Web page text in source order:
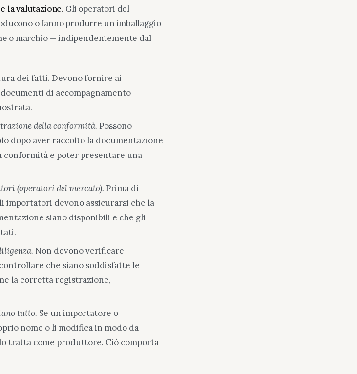
la valutazione. Gli operatori del
o fanno produrre un imballaggio
o marchio — indipendentemente dal
dei fatti. Devono fornire ai
di accompagnamento
della conformità. Possono
dopo aver raccolto la documentazione
conformità e poter presentare una
(operatori del mercato). Prima di
importatori devono assicurarsi che la
siano disponibili e che gli
Non devono verificare
che siano soddisfatte le
la corretta registrazione,
tutto. Se un importatore o
nome o li modifica in modo da
tratta come produttore. Ciò comporta